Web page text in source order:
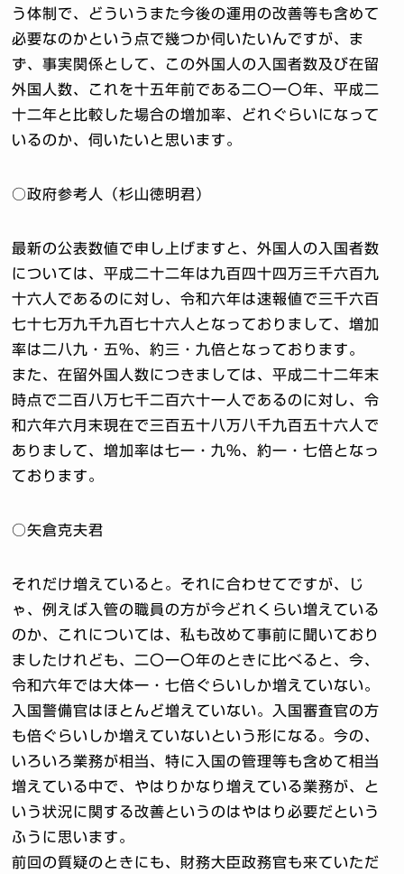
う体制で、どういうまた今後の運用の改善等も含めて
必要なのかという点で幾つか伺いたいんですが、ま
ず、事実関係として、この外国人の入国者数及び在留
外国人数、これを十五年前である二〇一〇年、平成二
十二年と比較した場合の増加率、どれぐらいになって
いるのか、伺いたいと思います。
○政府参考人（杉山徳明君）
最新の公表数値で申し上げますと、外国人の入国者数
については、平成二十二年は九百四十四万三千六百九
十六人であるのに対し、令和六年は速報値で三千六百
七十七万九千九百七十六人となっておりまして、増加
率は二八九・五％、約三・九倍となっております。
また、在留外国人数につきましては、平成二十二年末
時点で二百八万七千二百六十一人であるのに対し、令
和六年六月末現在で三百五十八万八千九百五十六人で
ありまして、増加率は七一・九％、約一・七倍となっ
ております。
○矢倉克夫君
それだけ増えていると。それに合わせてですが、じ
ゃ、例えば入管の職員の方が今どれくらい増えている
のか、これについては、私も改めて事前に聞いており
ましたけれども、二〇一〇年のときに比べると、今、
令和六年では大体一・七倍ぐらいしか増えていない。
入国警備官はほとんど増えていない。入国審査官の方
も倍ぐらいしか増えていないという形になる。今の、
いろいろ業務が相当、特に入国の管理等も含めて相当
増えている中で、やはりかなり増えている業務が、と
いう状況に関する改善というのはやはり必要だという
ふうに思います。
前回の質疑のときにも、財務大臣政務官も来ていただ